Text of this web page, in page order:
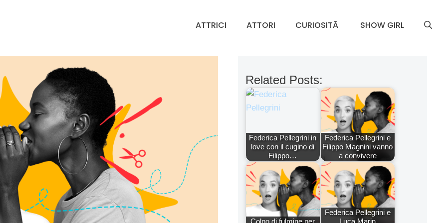
ATTRICI ATTORI CURIOSITÃ SHOW GIRL
Related Posts:
Federica Pellegrini in
love con il cugino di
Filippo…
Federica Pellegrini e
Filippo Magnini vanno
a convivere
Federica Pellegrini e